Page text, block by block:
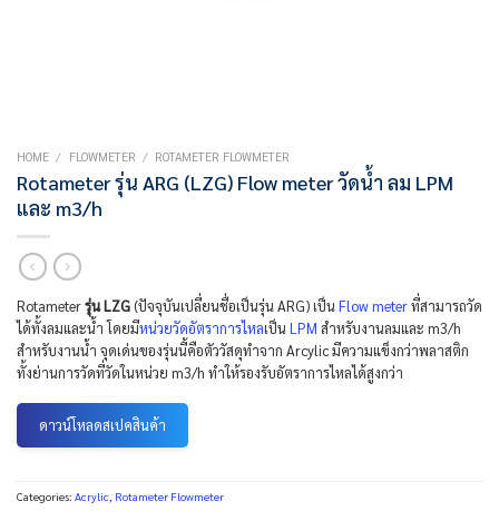
HOME / FLOWMETER / ROTAMETER FLOWMETER
Rotameter รุ่น ARG (LZG) Flow meter วัดน้ำ ลม LPM
และ m3/h
Rotameterรุ่น LZG(ปัจจุบันเปลี่ยนชื่อเป็นรุ่น ARG) เป็นFlow meterที่สามารถวัด
ได้ทั้งลมและน้ำ โดยมีหน่วยวัดอัตราการไหลเป็นLPM สำหรับงานลมและ m3/h
สำหรับงานน้ำ จุดเด่นของรุ่นนี้คือตัววัสดุทำจาก Arcylic มีความแข็งกว่าพลาสติก
ทั้งย่านการวัดที่วัดในหน่วย m3/h ทำให้รองรับอัตราการไหลได้สูงกว่า
ดาวน์โหลดสเปคสินค้า
Categories: Acrylic Rotameter Flowmeter